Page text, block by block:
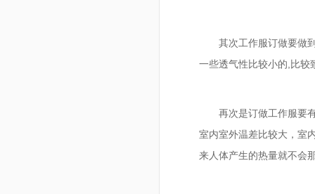
其次工作服订做要做
一些透气性比较小的,比较
再次是订做工作服要
室内室外温差比较大，室
来人体产生的热量就不会